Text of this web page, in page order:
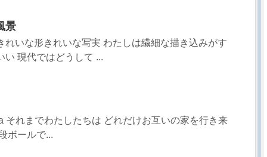
景
れいな形きれいな写実 わたしは繊細な描き込みがす
い 現代ではどうして ...
それまでわたしたちは どれだけお互いの家を行き来
ボールで...